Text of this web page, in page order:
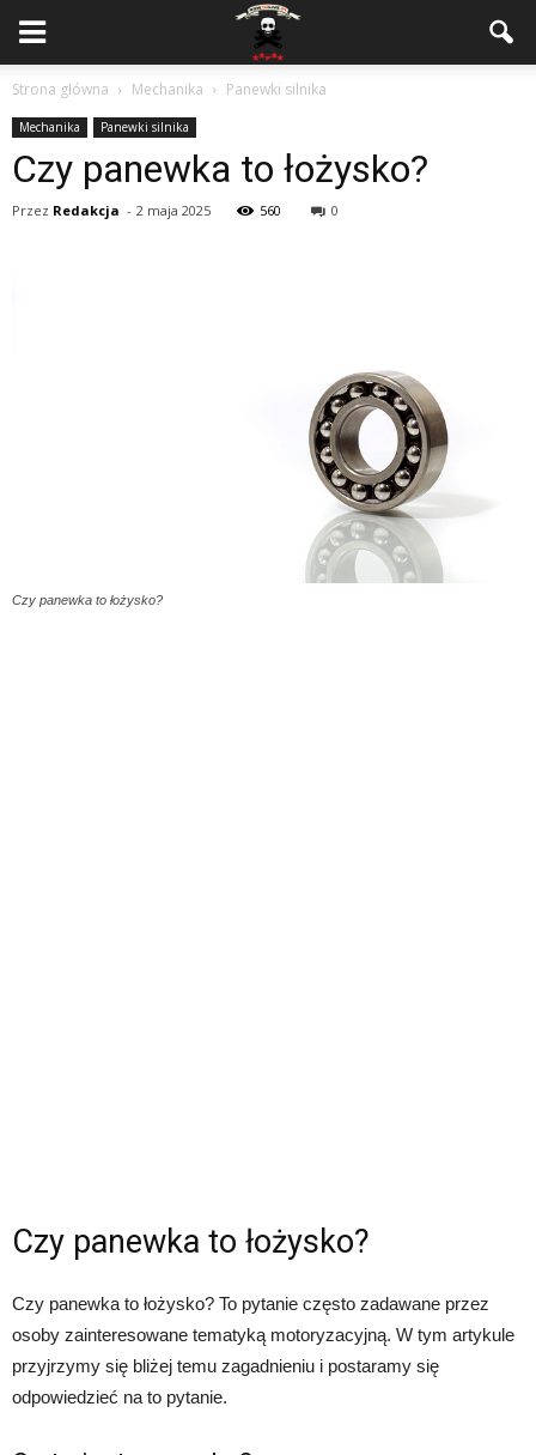
Strona główna Mechanika Panewki silnika
Mechanika Panewki silnika
Czy panewka to łożysko?
Przez Redakcja - 2 maja 2025 560 0
Czy panewka to łożysko?
Czy panewka to łożysko?
Czy panewka to łożysko? To pytanie często zadawane przez
osoby zainteresowane tematyką motoryzacyjną. W tym artykule
przyjrzymy się bliżej temu zagadnieniu i postaramy się
odpowiedzieć na to pytanie.